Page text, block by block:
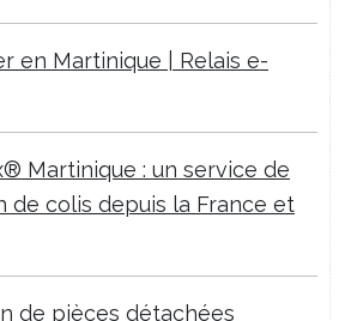
en Martinique | Relais e-
Martinique : un service de
de colis depuis la France et
de pièces détachées